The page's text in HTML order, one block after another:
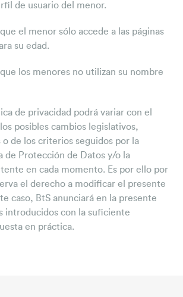
de usuario del menor.
el menor sólo accede a las páginas
su edad.
los menores no utilizan su nombre
de privacidad podrá variar con el
posibles cambios legislativos,
de los criterios seguidos por la
de Protección de Datos y/o la
en cada momento. Es por ello por
el derecho a modificar el presente
caso, BtS anunciará en la presente
introducidos con la suficiente
en práctica.